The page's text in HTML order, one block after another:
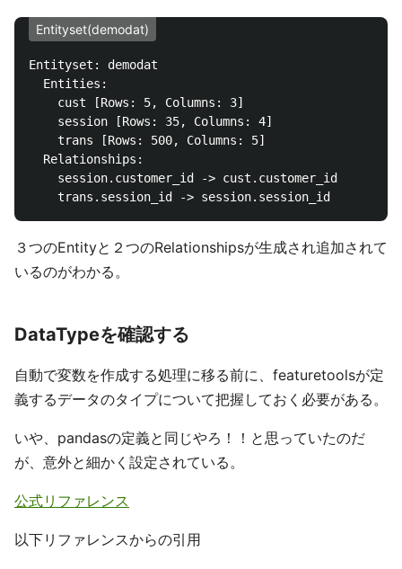
Entityset(demodat)
Entityset: demodat
  Entities:
    cust [Rows: 5, Columns: 3]
    session [Rows: 35, Columns: 4]
    trans [Rows: 500, Columns: 5]
  Relationships:
    session.customer_id -> cust.customer_id
３つのEntityと２つのRelationshipsが生成され追加されて
いるのがわかる。
DataTypeを確認する
自動で変数を作成する処理に移る前に、featuretoolsが定
義するデータのタイプについて把握しておく必要がある。
いや、pandasの定義と同じやろ！！と思っていたのだ
が、意外と細かく設定されている。
公式リファレンス
以下リファレンスからの引用